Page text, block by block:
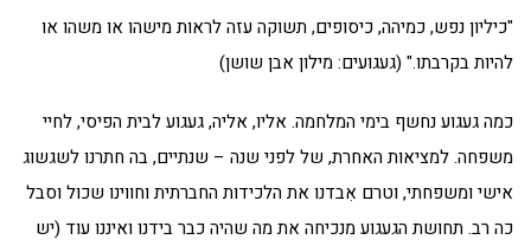
"כיליון נפש, כמיהה, כיסופים, תשוקה עזה לראות מישהו או משהו או
להיות בקרבתו." (געגועים: מילון אבן שושן)
כמה געגוע נחשף בימי המלחמה. אליו, אליה, געגוע לבית הפיסי, לחיי
משפחה. למציאות האחרת, של לפני שנה – שנתיים, בה חתרנו לשגשוג
אישי ומשפחתי, וטרם אִבדנו את הלכידות החברתית וחווינו שכול וסבל
כה רב. תחושת הגעגוע מנכיחה את מה שהיה כבר בידנו ואיננו עוד (יש